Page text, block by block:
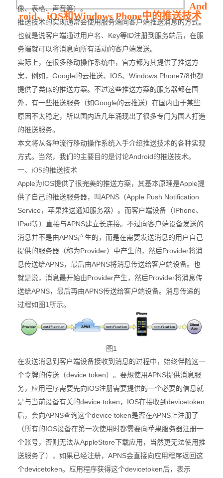
And
roid、iOS和Windows Phone中的推送技术
像、表格、声音等）。
推送技术的实现通常会使用服务端向客户端推送消息的方式。
也就是说客户端通过用户名、 Key等ID注册到服务端后，在服
务端就可以将消息向所有活动的客户端发送。
实际上，在很多移动操作系统中，官方都为其提供了推送方
案，例如， Google的云推送、 IOS、 Windows Phone7/8也都
提供了类似的推送方案。不过这些推送方案的服务器都在国
外，有一些推送服务（如Google的云推送）在国内由于某些
原因不太稳定，所以国内近几年涌现出了很多专门为国人打造
的推送服务。
本文将从各种流行移动操作系统入手介绍推送技术的各种实现
方式。当然，我们的主要目的是讨论Android的推送技术。
一、iOS的推送技术
Apple为IOS提供了很完美的推送方案，其基本原理是Apple提
供了自己的推送服务器，叫APNS （Apple Push Notification
Service ，苹果推送通知服务器）。而客户端设备（IPhone、
IPad等）直接与APNS建立长连接。不过向客户端设备发送的
消息并不是由APNS产生的，而是在需要发送消息的用户自己
提供的服务器（称为Provider）中产生的，然后Provider将消
息传送给APNS，最后由APNS将消息传送给客户端设备。也
就是说，消息最开始由Provider产生，然后Provider将消息传
送给APNS，最后再由APNS传送给客户端设备。消息传递的
过程如图 1 所示。
图1
在发送消息到客户端设备接收到消息的过程中，始终伴随这一
个令牌的传送（device token）。要想使用APNS提供消息服
务，应用程序需要先向IOS注册需要提供的一个必要的信息就
是与当前设备有关的device token ， IOS在接收到 devicetoken
后，会向APNS查询这个device token是否在APNS 上注册了
（所有的IOS设备在第一次使用时都需要向苹果服务器注册一
个账号，否则无法从AppleStore 下载应用，当然更无法使用推
送服务了），如果已经注册， APNS会直接向应用程序返回这
个devicetoken。应用程序获得这个devicetoken后，表示